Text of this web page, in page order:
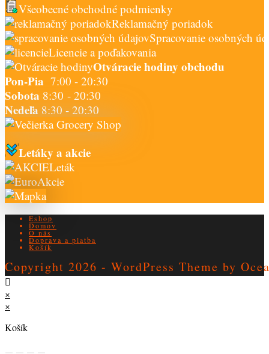
Všeobecné obchodné podmienky
Reklamačný poriadok
Spracovanie osobných
Licencie a poďakovania
Otváracie hodiny obchodu
Pon-Pia 7:00 - 20:30
Sobota 8:30 - 20:30
Nedeľa 8:30 - 20:30
Letáky a akcie
Leták
Akcie
Eshop
Domov
O nás
Doprava a platba
Košík
Copyright 2026 - WordPress Theme by
×
×
Košík